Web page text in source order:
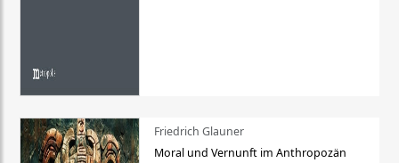
Friedrich Glauner
Moral und Vernunft im Anthropozän